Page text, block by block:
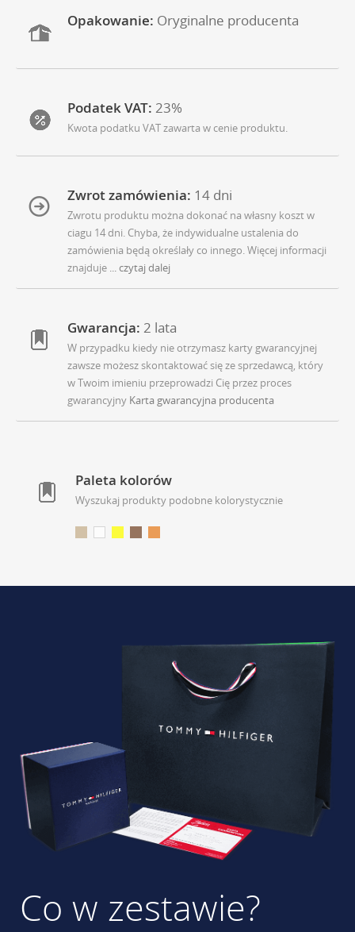
Opakowanie: Oryginalne producenta
Podatek VAT: 23%
Kwota podatku VAT zawarta w cenie produktu.
Zwrot zamówienia: 14 dni
Zwrotu produktu można dokonać na własny koszt w
ciagu 14 dni. Chyba, że indywidualne ustalenia do
zamówienia będą określały co innego. Więcej informacji
znajduje ... czytaj dalej
Gwarancja: 2 lata
W przypadku kiedy nie otrzymasz karty gwarancyjnej
zawsze możesz skontaktować się ze sprzedawcą, który
w Twoim imieniu przeprowadzi Cię przez proces
gwarancyjny Karta gwarancyjna producenta
Paleta kolorów
Wyszukaj produkty podobne kolorystycznie
Co w zestawie?